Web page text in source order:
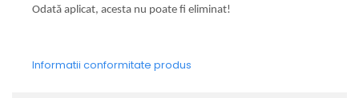
Odată aplicat, acesta nu poate fi eliminat!
Informatii conformitate produs